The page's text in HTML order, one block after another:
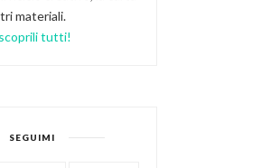
materiali.
scoprili tutti!
SEGUIMI